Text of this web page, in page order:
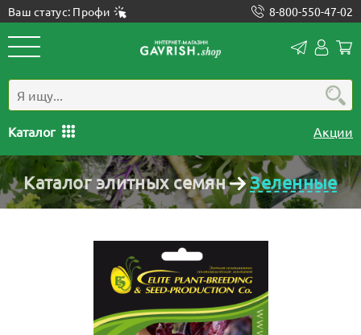
Ваш статус: Профи 8-800-550-47-02
Каталог Акции
Каталог элитных семян Зеленные